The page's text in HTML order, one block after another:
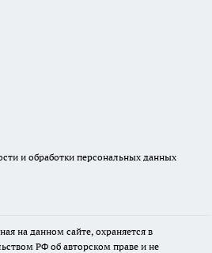
и обработки персональных данных
на данном сайте, охраняется в
РФ об авторском праве и не